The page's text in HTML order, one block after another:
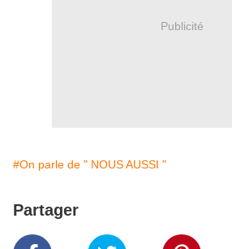
Publicité
#On parle de " NOUS AUSSI "
Partager